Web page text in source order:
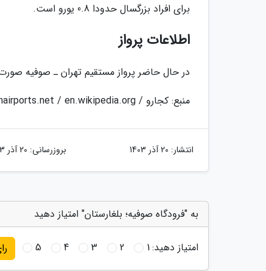
برای افراد بزرگسال حدودا 0.8 یورو است.
اطلاعات پرواز
در حال حاضر پرواز مستقیم تهران ـ صوفیه
منبع: کجارو / worldtravelguide.net / sleepinginairports.net / en.wikipedia.org
انتشار: 20 آذر 1403 بروزرسانی: 20 آذر 1403
به "فرودگاه صوفیه؛ بلغارستان" امتیاز دهید
امتیاز دهید:1
2
3
4
5